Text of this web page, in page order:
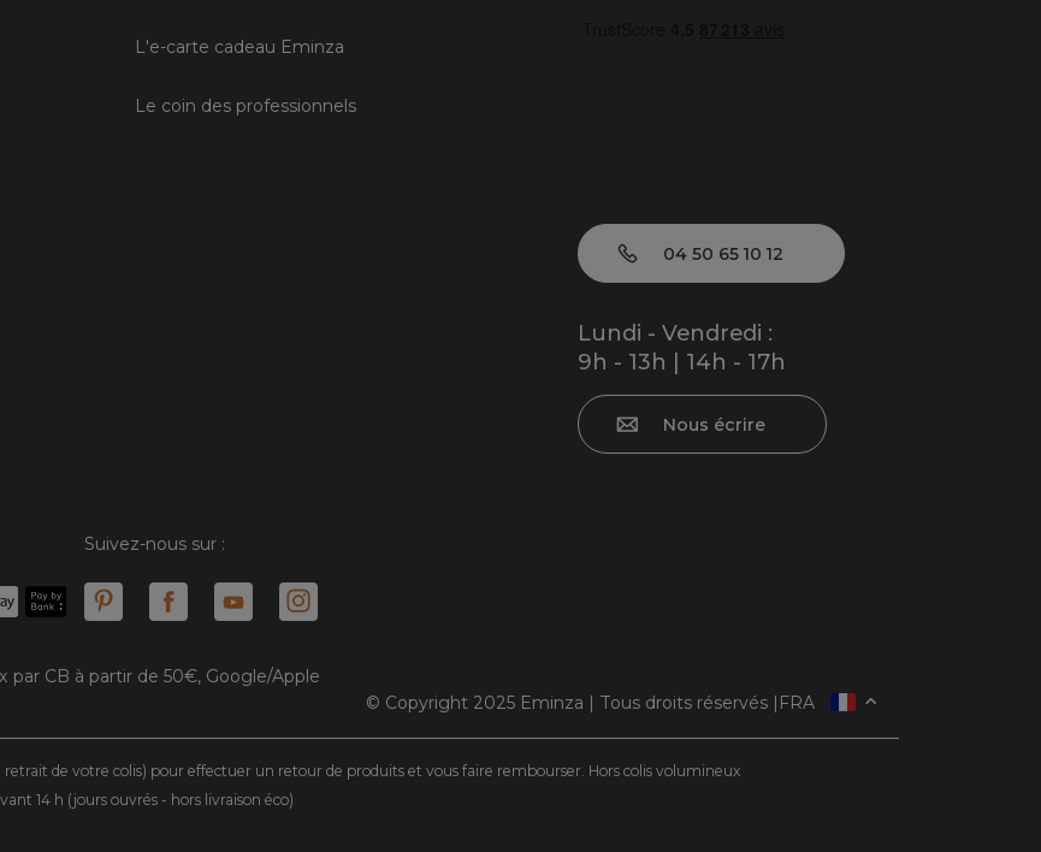
L'e-carte cadeau Eminza
Le coin des professionnels
04 50 65 10 12
Lundi - Vendredi :
9h - 13h | 14h - 17h
Nous écrire
Suivez-nous sur :
par CB à partir de 50€, Google/Apple
© Copyright 2025 Eminza | Tous droits réservés |
ESPAÑA
ITALIE
DEUTSCHLAND
FRA
de votre colis) pour effectuer un retour de produits et vous faire rembourser. Hors colis volumineux
14 h (jours ouvrés - hors livraison éco)